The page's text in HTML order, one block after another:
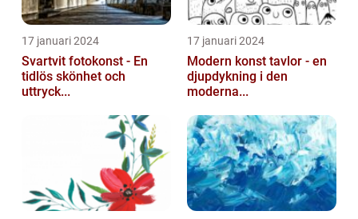
17 januari 2024
Svartvit fotokonst - En
tidlös skönhet och
uttryck...
17 januari 2024
Modern konst tavlor - en
djupdykning i den
moderna...